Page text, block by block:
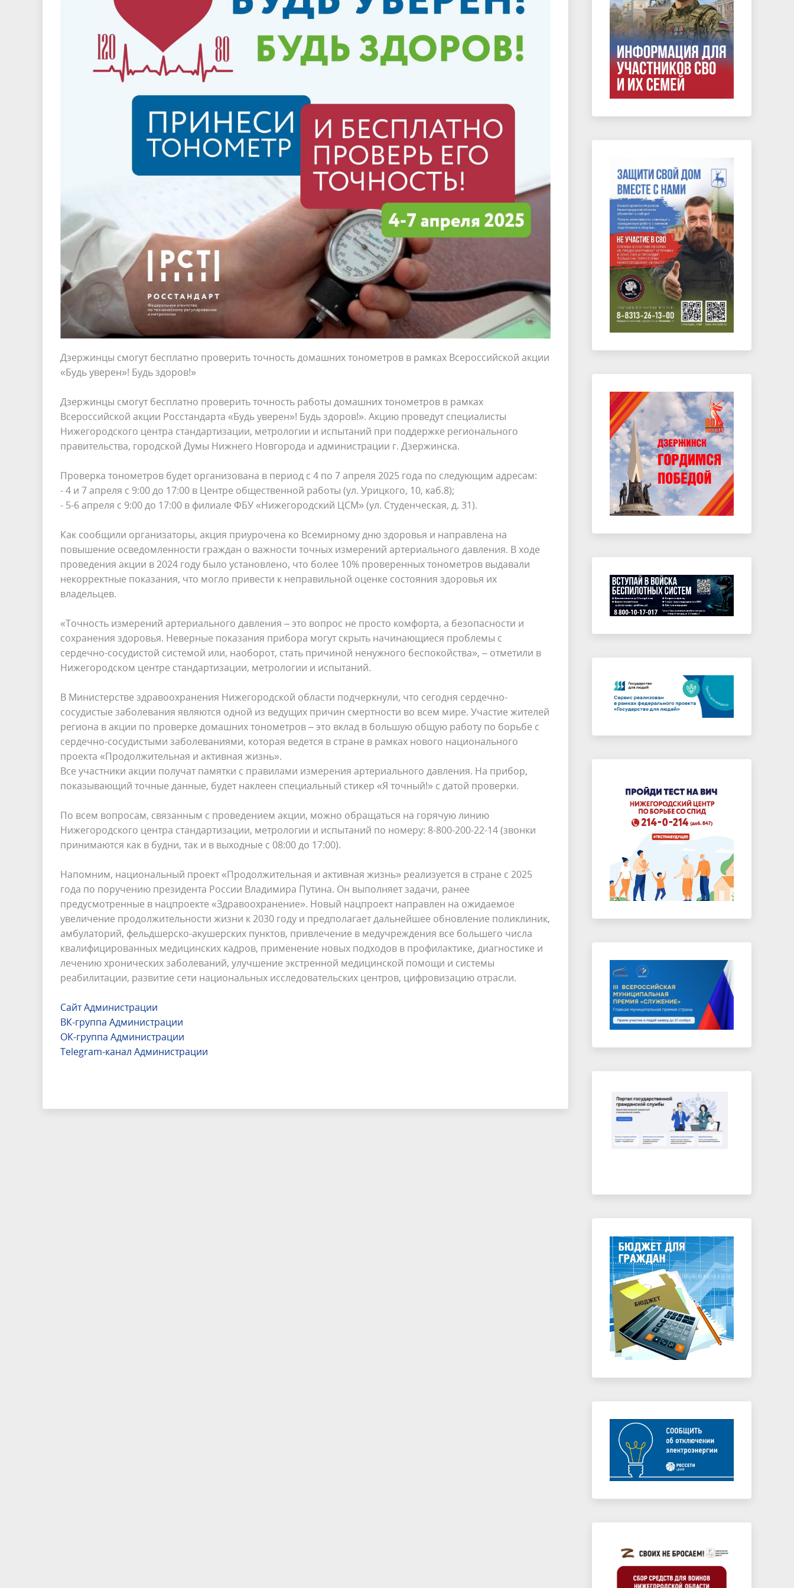
Дзержинцы смогут бесплатно проверить точность домашних тонометров в рамках Всероссийской акции
«Будь уверен»! Будь здоров!»
Дзержинцы смогут бесплатно проверить точность работы домашних тонометров в рамках
Всероссийской акции Росстандарта «Будь уверен»! Будь здоров!». Акцию проведут специалисты
Нижегородского центра стандартизации, метрологии и испытаний при поддержке регионального
правительства, городской Думы Нижнего Новгорода и администрации г. Дзержинска.
Проверка тонометров будет организована в период с 4 по 7 апреля 2025 года по следующим адресам:
- 4 и 7 апреля с 9:00 до 17:00 в Центре общественной работы (ул. Урицкого, 10, каб.8);
- 5-6 апреля с 9:00 до 17:00 в филиале ФБУ «Нижегородский ЦСМ» (ул. Студенческая, д. 31).
Как сообщили организаторы, акция приурочена ко Всемирному дню здоровья и направлена на
повышение осведомленности граждан о важности точных измерений артериального давления. В ходе
проведения акции в 2024 году было установлено, что более 10% проверенных тонометров выдавали
некорректные показания, что могло привести к неправильной оценке состояния здоровья их
владельцев.
«Точность измерений артериального давления – это вопрос не просто комфорта, а безопасности и
сохранения здоровья. Неверные показания прибора могут скрыть начинающиеся проблемы с
сердечно-сосудистой системой или, наоборот, стать причиной ненужного беспокойства», – отметили в
Нижегородском центре стандартизации, метрологии и испытаний.
В Министерстве здравоохранения Нижегородской области подчеркнули, что сегодня сердечно-
сосудистые заболевания являются одной из ведущих причин смертности во всем мире. Участие жителей
региона в акции по проверке домашних тонометров – это вклад в большую общую работу по борьбе с
сердечно-сосудистыми заболеваниями, которая ведется в стране в рамках нового национального
проекта «Продолжительная и активная жизнь».
Все участники акции получат памятки с правилами измерения артериального давления. На прибор,
показывающий точные данные, будет наклеен специальный стикер «Я точный!» с датой проверки.
По всем вопросам, связанным с проведением акции, можно обращаться на горячую линию
Нижегородского центра стандартизации, метрологии и испытаний по номеру: 8-800-200-22-14 (звонки
принимаются как в будни, так и в выходные с 08:00 до 17:00).
Напомним, национальный проект «Продолжительная и активная жизнь» реализуется в стране с 2025
года по поручению президента России Владимира Путина. Он выполняет задачи, ранее
предусмотренные в нацпроекте «Здравоохранение». Новый нацпроект направлен на ожидаемое
увеличение продолжительности жизни к 2030 году и предполагает дальнейшее обновление поликлиник,
амбулаторий, фельдшерско-акушерских пунктов, привлечение в медучреждения все большего числа
квалифицированных медицинских кадров, применение новых подходов в профилактике, диагностике и
лечению хронических заболеваний, улучшение экстренной медицинской помощи и системы
реабилитации, развитие сети национальных исследовательских центров, цифровизацию отрасли.
Сайт Администрации
ВК-группа Администрации
ОК-группа Администрации
Telegram-канал Администрации